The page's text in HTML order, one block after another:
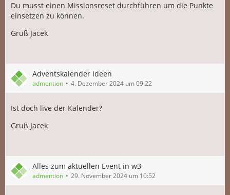
Du musst einen Missionsreset durchführen um die Punkte
einsetzen zu können.
Gruß Jacek
Adventskalender Ideen
admention 4. Dezember 2024 um 09:22
Ist doch live der Kalender?
Gruß Jacek
Alles zum aktuellen Event in w3
admention 29. November 2024 um 10:52